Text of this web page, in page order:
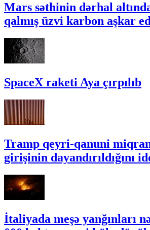
Mars səthinin dərhal
qalmış üzvi karbon aşkar
SpaceX raketi Aya çırpılıb
Tramp qeyri-qanuni
girişinin dayandırıldığını
İtaliyada meşə yanğınları